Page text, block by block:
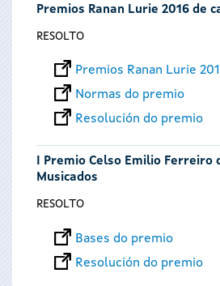
Premios Ranan Lurie 2016 de
RESOLTO
Premios Ranan Lurie
Normas do premio
Resolución do premio
I Premio Celso Emilio Ferreiro
Musicados
RESOLTO
Bases do premio
Resolución do premio